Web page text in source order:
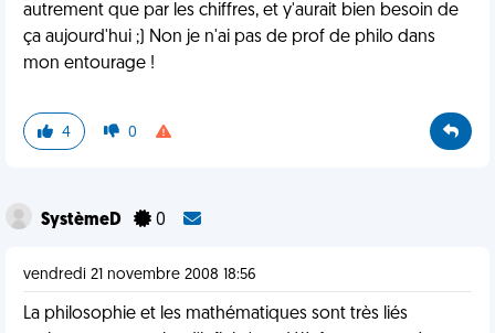
autrement que par les chiffres, et y'aurait bien besoin de
ça aujourd'hui ;) Non je n'ai pas de prof de philo dans
mon entourage !
4 0
SystèmeD 0
vendredi 21 novembre 2008 18:56
La philosophie et les mathématiques sont très liés